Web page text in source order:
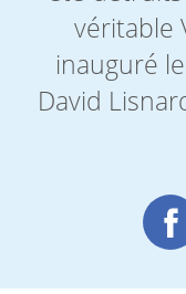
véritable
inauguré
David